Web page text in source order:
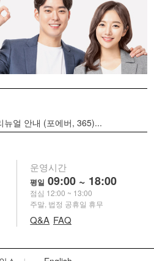
뉴얼 안내 (포에버, 365)...
운영시간
평일 09:00 ~ 18:00
점심 12:00 ~ 13:00
주말, 법정 공휴일 휴무
Q&A FAQ